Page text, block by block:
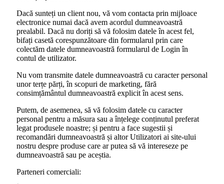
Dacă sunteți un client nou, vă vom contacta prin mijloace
electronice numai dacă avem acordul dumneavoastră
prealabil. Dacă nu doriți să vă folosim datele în acest fel,
bifați casetă corespunzătoare din formularul prin care
colectăm datele dumneavoastră formularul de Login în
contul de utilizator.
Nu vom transmite datele dumneavoastră cu caracter personal
unor terțe părți, în scopuri de marketing, fără
consimțământul dumneavoastră explicit în acest sens.
Putem, de asemenea, să vă folosim datele cu caracter
personal pentru a măsura sau a înțelege conținutul preferat
legat produsele noastre; și pentru a face sugestii și
recomandări dumneavoastră și altor Utilizatori ai site-ului
nostru despre produse care ar putea să vă intereseze pe
dumneavoastră sau pe aceștia.
Parteneri comerciali: